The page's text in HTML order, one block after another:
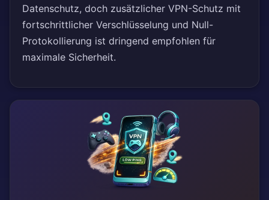
Datenschutz, doch zusätzlicher VPN-Schutz mit
fortschrittlicher Verschlüsselung und Null-
Protokollierung ist dringend empfohlen für
maximale Sicherheit.